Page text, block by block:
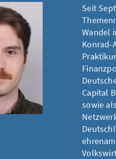
Seit
Wandel
Konrad-
Capital
sowie